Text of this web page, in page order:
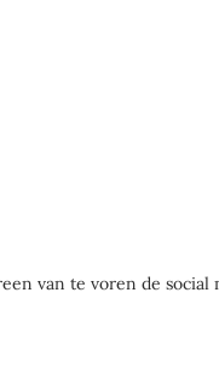
van te voren de